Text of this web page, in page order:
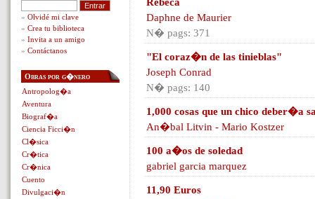
Daphne de Maurier
N� pags: 371
"El coraz�n de las tinieblas"
Joseph Conrad
N� pags: 140
1,000 cosas que un chico deber�a
An�bal Litvin - Mario Kostzer
100 a�os de soledad
gabriel garcia marquez
11,90 Euros
» Olvidé mi clave
» Crea tu biblioteca
» Invita a un amigo
» Contáctanos
Obras por g�nero
Antropolog�a
Aventura
Biograf�a
Ciencia Ficci�n
Cl�sica
Cr�tica
Cr�nica
Cuento
Divulgaci�n